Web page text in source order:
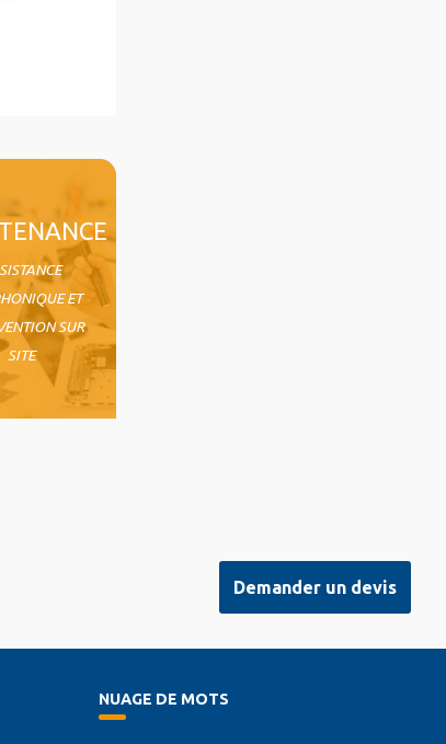
ET
SUR
SITE
Demander un devis
NUAGE DE MOTS